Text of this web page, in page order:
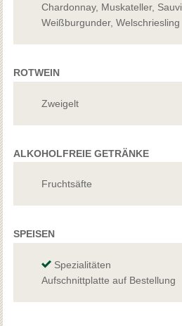
Chardonnay, Muskateller,
Weißburgunder, Welschriesling
ROTWEIN
Zweigelt
ALKOHOLFREIE GETRÄNKE
Fruchtsäfte
SPEISEN
Spezialitäten
Aufschnittplatte auf Bestellung